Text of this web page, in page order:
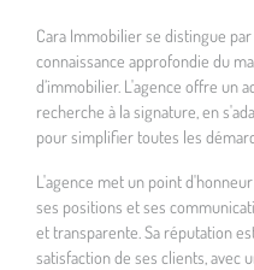
Cara Immobilier se distingue
connaissance approfondie du
d’immobilier. L'agence offre un
recherche à la signature, en
pour simplifier toutes les
L'agence met un point
ses positions et ses
et transparente. Sa réputation
satisfaction de ses clients, avec